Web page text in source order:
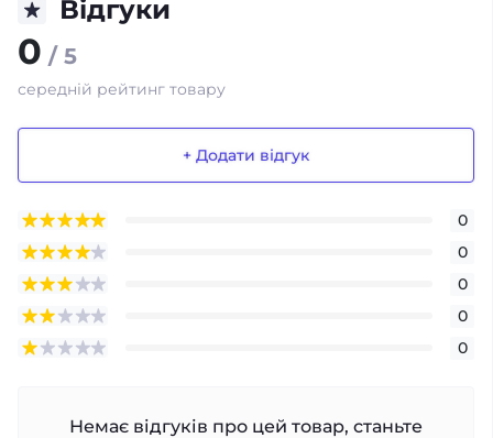
Відгуки
0 / 5
середній рейтинг товару
+ Додати відгук
0
0
0
0
0
Немає відгуків про цей товар, станьте